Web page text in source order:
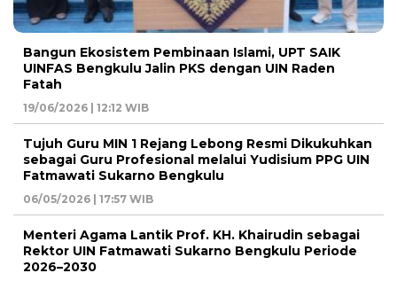
Bangun Ekosistem Pembinaan Islami, UPT SAIK
UINFAS Bengkulu Jalin PKS dengan UIN Raden
Fatah
19/06/2026 | 12:12 WIB
Tujuh Guru MIN 1 Rejang Lebong Resmi Dikukuhkan
sebagai Guru Profesional melalui Yudisium PPG UIN
Fatmawati Sukarno Bengkulu
06/05/2026 | 17:57 WIB
Menteri Agama Lantik Prof. KH. Khairudin sebagai
Rektor UIN Fatmawati Sukarno Bengkulu Periode
2026–2030